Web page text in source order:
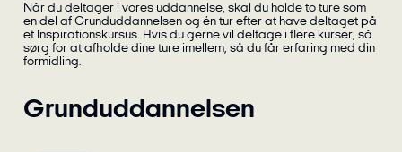
Når du deltager i vores uddannelse, skal du holde to ture som
en del af Grunduddannelsen og én tur efter at have deltaget på
et Inspirationskursus. Hvis du gerne vil deltage i flere kurser, så
sørg for at afholde dine ture imellem, så du får erfaring med din
formidling.
Grunduddannelsen